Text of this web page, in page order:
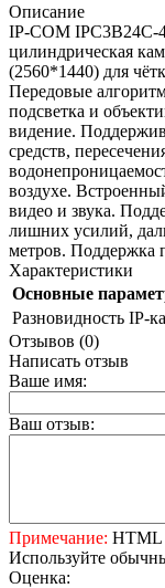
Описание
IP-COM IPC3B24C-
цилиндрическая
(2560*1440) для
Передовые
подсветка и
видение.
средств,
воздухе.
видео и звука.
лишних усилий,
метров. Поддержка
Характеристики
Основные
Разновидность IP-
Отзывов (0)
Написать отзыв
Ваше имя:
Ваш отзыв:
Примечание: HTML
Используйте
Оценка: